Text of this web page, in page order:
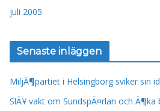
juli 2005
Senaste inläggen
MiljÃ¶partiet i Helsingborg sviker sin
SlÃ¥ vakt om SundspÃ¤rlan och